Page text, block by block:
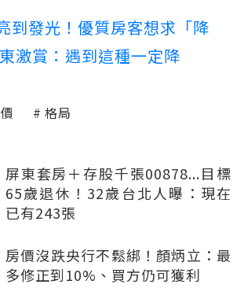
到發光！優質房客想求「降
激賞：遇到這種一定降
格局
屏東套房＋存股千張00878...目標
65歲退休！32歲台北人曝：現在
已有243張
房價沒跌央行不鬆綁！顏炳立：最
多修正到10%、買方仍可獲利